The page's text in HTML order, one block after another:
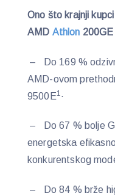
Ono što krajnji
AMD Athlon
– Do 169 %
AMD-ovom
9500E1 ·
– Do 67 % bolje
energetska
konkurentskog
– Do 84 % brže